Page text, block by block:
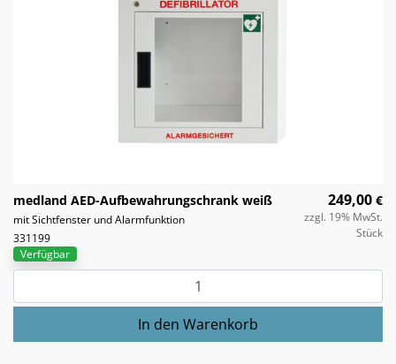
medland AED-Aufbewahrungschrank weiß
mit Sichtfenster und Alarmfunktion
331199
249,00 €
zzgl. 19% MwSt.
Stück
Verfügbar